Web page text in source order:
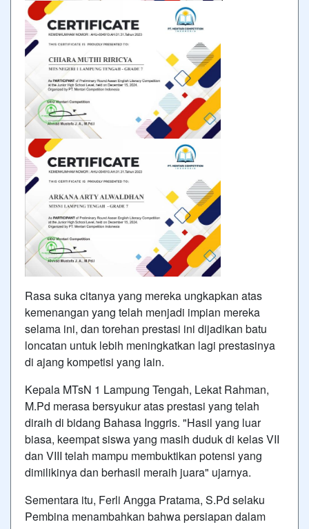
Rasa suka citanya yang mereka ungkapkan atas
kemenangan yang telah menjadi impian mereka
selama ini, dan torehan prestasi ini dijadikan batu
loncatan untuk lebih meningkatkan lagi prestasinya
di ajang kompetisi yang lain.
Kepala MTsN 1 Lampung Tengah, Lekat Rahman,
M.Pd merasa bersyukur atas prestasi yang telah
diraih di bidang Bahasa Inggris. "Hasil yang luar
biasa, keempat siswa yang masih duduk di kelas VII
dan VIII telah mampu membuktikan potensi yang
dimilikinya dan berhasil meraih juara" ujarnya.
Sementara itu, Ferli Angga Pratama, S.Pd selaku
Pembina menambahkan bahwa persiapan dalam